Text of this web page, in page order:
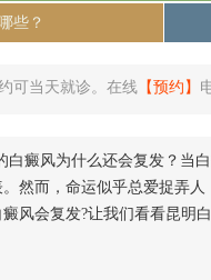
些？
可当天就诊。在线 【预约】
白癜风为什么还会复发？当
然而，命运似乎总爱捉弄
风会复发?让我们看看昆明